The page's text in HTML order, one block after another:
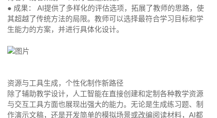
● 成果：
AI提供了多样化的评估选项，拓展了教师的思路，使
其超越了传统方法的局限。教师可以选择最符合学习目标和学
生能力的方案，并进行具体化设计。
资源与工具生成，个性化制作新路径
除了辅助教学设计，人工智能在直接创建和定制各种教学资源
与交互工具方面也展现出强大的能力。无论是生成练习题、制
作演示文稿，还是开发简单的模拟场景或改编阅读材料，AI都